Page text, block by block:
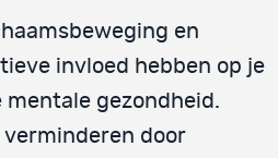
en
invloed hebben op je
mentale gezondheid.
verminderen door